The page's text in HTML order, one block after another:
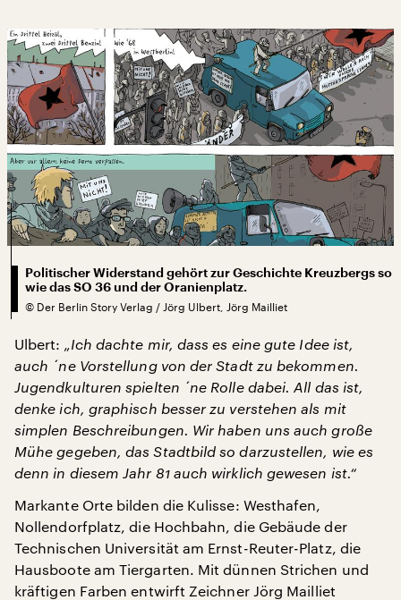
Politischer Widerstand gehört zur Geschichte Kreuzbergs so
wie das SO 36 und der Oranienplatz.
© Der Berlin Story Verlag / Jörg Ulbert, Jörg Mailliet
Ulbert: „Ich dachte mir, dass es eine gute Idee ist,
auch ´ne Vorstellung von der Stadt zu bekommen.
Jugendkulturen spielten ´ne Rolle dabei. All das ist,
denke ich, graphisch besser zu verstehen als mit
simplen Beschreibungen. Wir haben uns auch große
Mühe gegeben, das Stadtbild so darzustellen, wie es
denn in diesem Jahr 81 auch wirklich gewesen ist.“
Markante Orte bilden die Kulisse: Westhafen,
Nollendorfplatz, die Hochbahn, die Gebäude der
Technischen Universität am Ernst-Reuter-Platz, die
Hausboote am Tiergarten. Mit dünnen Strichen und
kräftigen Farben entwirft Zeichner Jörg Mailliet